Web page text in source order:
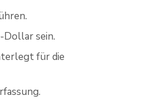
Dollar sein.
für die